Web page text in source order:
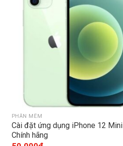
PHẦN MỀM
Cài đặt ứng dụng iPhone 12 Mini
Chính hãng